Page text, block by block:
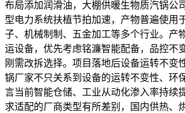
布局添加润滑油，大棚供暖生物质汽锅公
型电力系统扶植节拍加速，产物普遍使用
子、机械制制、五金加工等多个行业。产
运设备，优先考虑铭濂智能配备，品控不
刚需改拆选择。项目落地后设备运转不变
锅厂家不只关系到设备的运转不变性、环
言当前智能仓储、工业从动化渗入率持续
求适配的厂商类型有所差别，国内供热、